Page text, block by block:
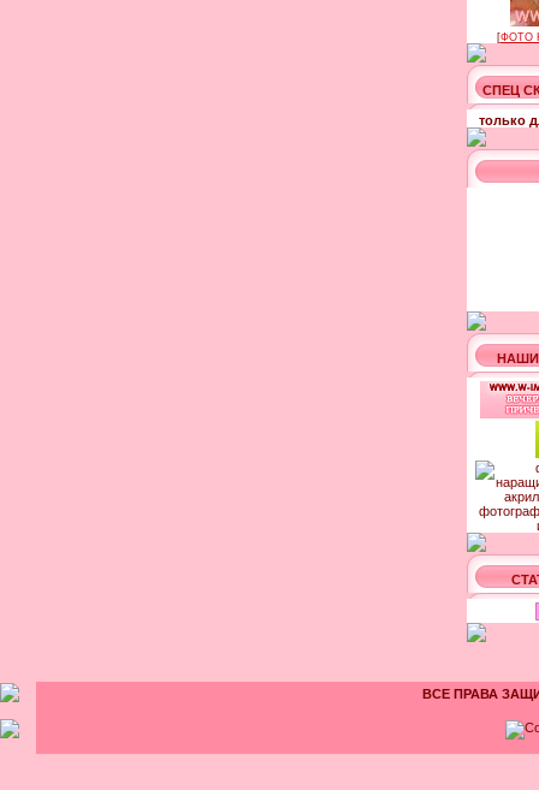
[ФОТО
СПЕЦ
только
ВСЕ ПРАВА